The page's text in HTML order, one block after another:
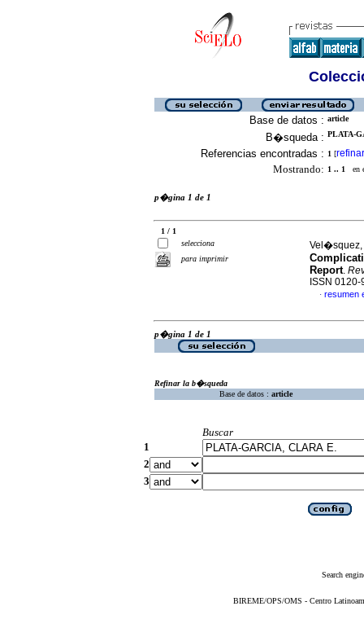
Base de datos : article
B�squeda : PLATA-
Referencias encontradas : 1 [refinar
Mostrando: 1 .. 1 en
p�gina 1 de 1
1 / 1
selecciona
para imprimir
Report.
ISSN 0120-
· resumen
p�gina 1 de 1
Refinar la b�squeda
Base de datos : article
Buscar
1
2
3
Search
BIREME/OPS/OMS - Centro